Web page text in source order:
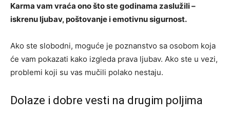
Karma vam vraća ono što ste godinama zaslužili –
iskrenu ljubav, poštovanje i emotivnu sigurnost.
Ako ste slobodni, moguće je poznanstvo sa osobom koja
će vam pokazati kako izgleda prava ljubav. Ako ste u vezi,
problemi koji su vas mučili polako nestaju.
Dolaze i dobre vesti na drugim poljima